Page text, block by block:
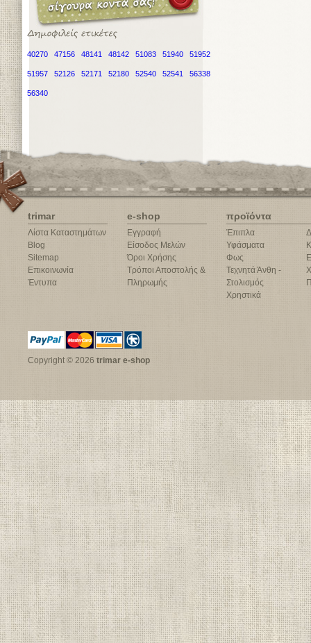
40270 47156 48141 48142 51083 51940 51952
51957 52126 52171 52180 52540 52541 56338
56340
trimar
Λίστα Καταστημάτων
Blog
Sitemap
Επικοινωνία
Έντυπα
e-shop
Εγγραφή
Είσοδος Μελών
Όροι Χρήσης
Τρόποι Αποστολής &
Πληρωμής
προϊόντα
Έπιπλα
Υφάσματα
Φως
Τεχνητά Άνθη -
Στολισμός
Χρηστικά
Copyright © 2026 trimar e-shop